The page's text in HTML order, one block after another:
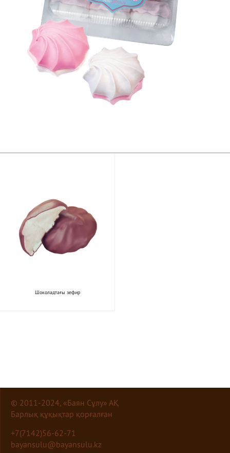
Шоколадтағы зефир
© 2011-2024, «Баян Сұлу» АҚ
Барлық құқықтар қорғалған
+7(7142)56-62-71
bayansulu@bayansulu.kz